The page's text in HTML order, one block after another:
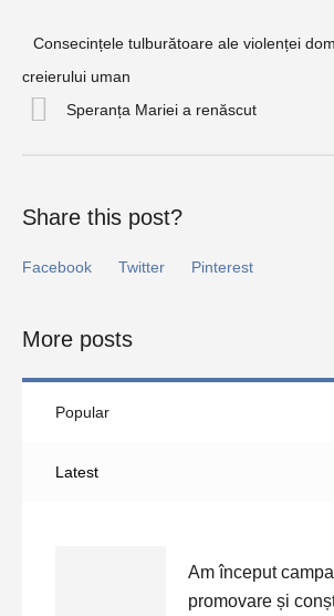
Consecințele tulburătoare ale violenței
creierului uman
Speranța Mariei a renăscut
Share this post?
Facebook Twitter Pinterest
More posts
Popular
Latest
Am început
promovare și